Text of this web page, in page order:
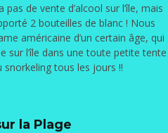
de vente d’alcool sur l’île, mais
2 bouteilles de blanc ! Nous
américaine d’un certain âge, qui
sur l’île dans une toute petite tente
snorkeling tous les jours !!
la Plage